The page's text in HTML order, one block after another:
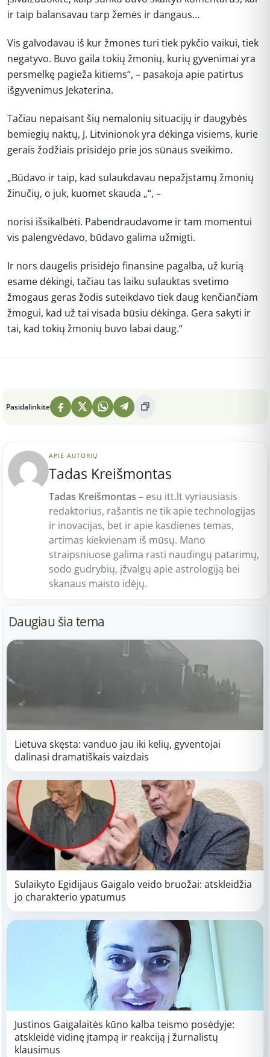
ir taip balansavau tarp žemės ir dangaus…
Vis galvodavau iš kur žmonės turi tiek pykčio vaikui, tiek
negatyvo. Buvo gaila tokių žmonių, kurių gyvenimai yra
persmelkę pagieža kitiems“, – pasakoja apie patirtus
išgyvenimus Jekaterina.
Tačiau nepaisant šių nemalonių situacijų ir daugybės
bemiegių naktų, J. Litvinionok yra dėkinga visiems, kurie
gerais žodžiais prisidėjo prie jos sūnaus sveikimo.
„Būdavo ir taip, kad sulaukdavau nepažįstamų žmonių
žinučių, o juk, kuomet skauda „“, –
norisi išsikalbėti. Pabendraudavome ir tam momentui
vis palengvėdavo, būdavo galima užmigti.
Ir nors daugelis prisidėjo finansine pagalba, už kurią
esame dėkingi, tačiau tas laiku sulauktas svetimo
žmogaus geras žodis suteikdavo tiek daug kenčiančiam
žmogui, kad už tai visada būsiu dėkinga. Gera sakyti ir
tai, kad tokių žmonių buvo labai daug.“
Pasidalinkite
APIE AUTORIŲ
Tadas Kreišmontas
Tadas Kreišmontas – esu itt.lt vyriausiasis
redaktorius, rašantis ne tik apie technologijas
ir inovacijas, bet ir apie kasdienes temas,
artimas kiekvienam iš mūsų. Mano
straipsniuose galima rasti naudingų patarimų,
sodo gudrybių, įžvalgų apie astrologiją bei
skanaus maisto idėjų.
Daugiau šia tema
Lietuva skęsta: vanduo jau iki kelių, gyventojai
dalinasi dramatiškais vaizdais
Sulaikyto Egidijaus Gaigalo veido bruožai: atskleidžia
jo charakterio ypatumus
Justinos Gaigalaitės kūno kalba teismo posėdyje:
atskleidė vidinę įtampą ir reakciją į žurnalistų
klausimus